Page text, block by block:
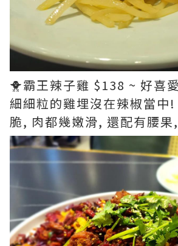
🐥霸王辣子雞 $138 ~ 好喜
細細粒的雞埋沒在辣椒當中
脆, 肉都幾嫩滑, 還配有腰果